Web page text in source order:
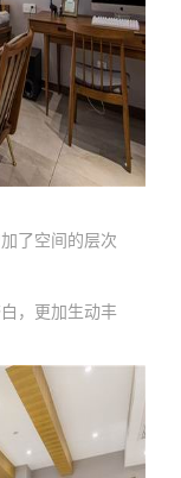
了空间的层次
，更加生动丰